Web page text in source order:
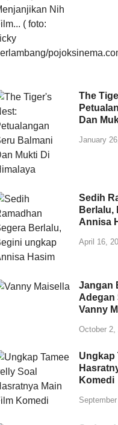
The
Dan
January
Sedih
Berlalu,
Annisa
April 16,
Jangan
Adegan
Vanny
October 2,
Ungkap
Komedi